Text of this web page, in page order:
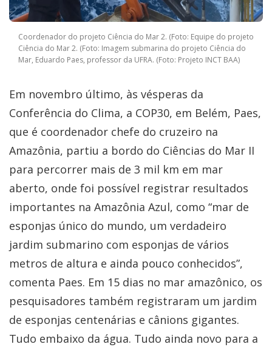
Coordenador do projeto Ciência do Mar 2. (Foto: Equipe do projeto
Ciência do Mar 2. (Foto: Imagem submarina do projeto Ciência do
Mar, Eduardo Paes, professor da UFRA. (Foto: Projeto INCT BAA)
Em novembro último, às vésperas da
Conferência do Clima, a COP30, em Belém, Paes,
que é coordenador chefe do cruzeiro na
Amazônia, partiu a bordo do Ciências do Mar II
para percorrer mais de 3 mil km em mar
aberto, onde foi possível registrar resultados
importantes na Amazônia Azul, como “mar de
esponjas único do mundo, um verdadeiro
jardim submarino com esponjas de vários
metros de altura e ainda pouco conhecidos”,
comenta Paes. Em 15 dias no mar amazônico, os
pesquisadores também registraram um jardim
de esponjas centenárias e cânions gigantes.
Tudo embaixo da água. Tudo ainda novo para a